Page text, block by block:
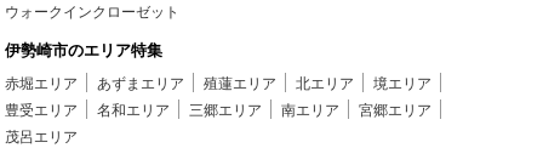
ウォークインクローゼット
伊勢崎市のエリア特集
赤堀エリア あずまエリア 殖蓮エリア 北エリア
境エリア
豊受エリア
名和エリア 三郷エリア 南エリア
宮郷エリア
茂呂エリア